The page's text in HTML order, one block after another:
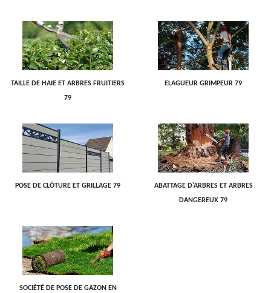
TAILLE DE HAIE ET ARBRES FRUITIERS
79
ELAGUEUR GRIMPEUR 79
POSE DE CLÔTURE ET GRILLAGE 79
ABATTAGE D'ARBRES ET ARBRES
DANGEREUX 79
SOCIÉTÉ DE POSE DE GAZON EN